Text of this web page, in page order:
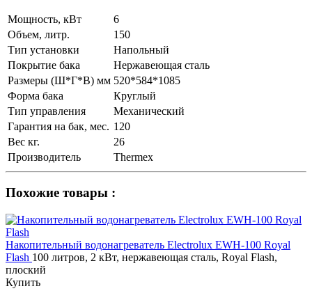
Мощность, кВт
6
Объем, литр.
150
Тип установки
Напольный
Покрытие бака
Нержавеющая сталь
Размеры (Ш*Г*В) мм 520*584*1085
Форма бака
Круглый
Тип управления
Механический
Гарантия на бак, мес. 120
Вес кг.
26
Производитель
Thermex
Похожие товары :
Накопительный водонагреватель Electrolux EWH-100 Royal
Flash 100 литров, 2 кВт, нержавеющая сталь, Royal Flash,
плоский
Купить